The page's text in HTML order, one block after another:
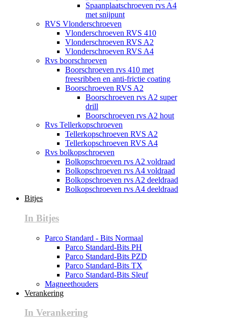
Spaanplaatschroeven rvs A4
met snijpunt
RVS Vlonderschroeven
Vlonderschroeven RVS 410
Vlonderschroeven RVS A2
Vlonderschroeven RVS A4
Rvs boorschroeven
Boorschroeven rvs 410 met
freesribben en anti-frictie coating
Boorschroeven RVS A2
Boorschroeven rvs A2 super
drill
Boorschroeven rvs A2 hout
Rvs Tellerkopschroeven
Tellerkopschroeven RVS A2
Tellerkopschroeven RVS A4
Rvs bolkopschroeven
Bolkopschroeven rvs A2 voldraad
Bolkopschroeven rvs A4 voldraad
Bolkopschroeven rvs A2 deeldraad
Bolkopschroeven rvs A4 deeldraad
Bitjes
In Bitjes
Parco Standard - Bits Normaal
Parco Standard-Bits PH
Parco Standard-Bits PZD
Parco Standard-Bits TX
Parco Standard-Bits Sleuf
Magneethouders
Verankering
In Verankering